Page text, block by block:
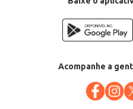
Acompanhe a